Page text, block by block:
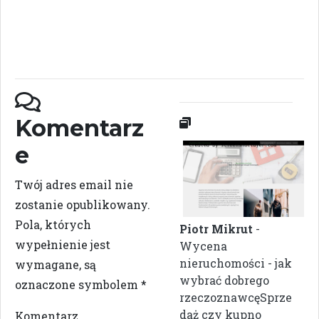
Komentarz
e
Twój adres email nie
zostanie opublikowany.
Pola, których
wypełnienie jest
wymagane, są
oznaczone symbolem *
Piotr Mikrut -
Wycena
nieruchomości - jak
wybrać dobrego
rzeczoznawcęSprze
daż czy kupno